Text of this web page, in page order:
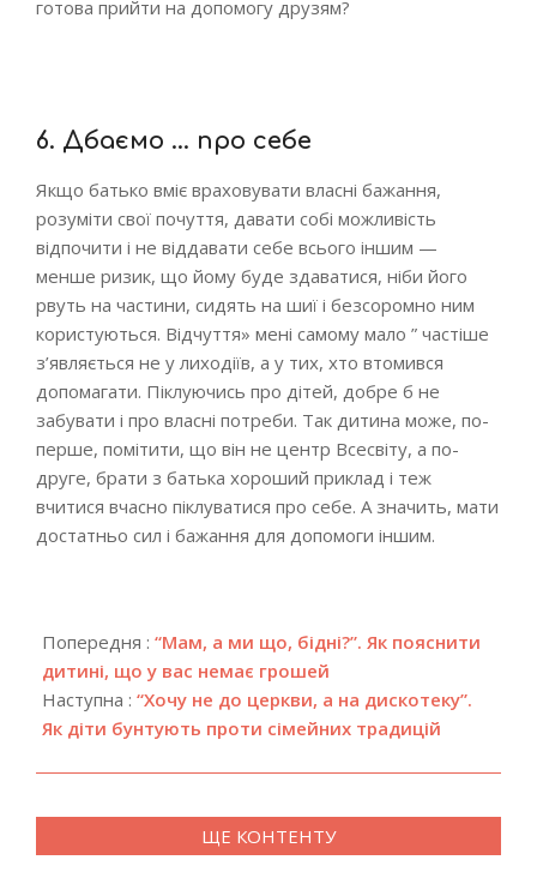
готова прийти на допомогу друзям?
6. Дбаємо … про себе
Якщо батько вміє враховувати власні бажання,
розуміти свої почуття, давати собі можливість
відпочити і не віддавати себе всього іншим —
менше ризик, що йому буде здаватися, ніби його
рвуть на частини, сидять на шиї і безсоромно ним
користуються. Відчуття» мені самому мало ” частіше
з’являється не у лиходіїв, а у тих, хто втомився
допомагати. Піклуючись про дітей, добре б не
забувати і про власні потреби. Так дитина може, по-
перше, помітити, що він не центр Всесвіту, а по-
друге, брати з батька хороший приклад і теж
вчитися вчасно піклуватися про себе. А значить, мати
достатньо сил і бажання для допомоги іншим.
07-
14
Попередня : “Мам, а ми що, бідні?”. Як пояснити
дитині, що у вас немає грошей
Наступна : “Хочу не до церкви, а на дискотеку”.
Як діти бунтують проти сімейних традицій
ЩЕ КОНТЕНТУ